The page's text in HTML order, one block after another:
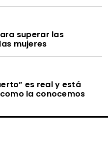
superar las
mujeres
es real y está
la conocemos